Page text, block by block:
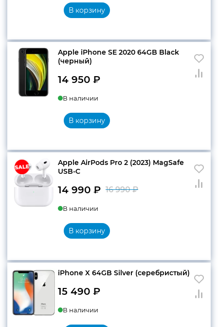
В корзину
Apple iPhone SE 2020 64GB Black
(черный)
14 950 ₽
В наличии
В корзину
Apple AirPods Pro 2 (2023) MagSafe
USB-C
16 990₽
14 990 ₽
В наличии
В корзину
iPhone X 64GB Silver (серебристый)
15 490 ₽
В наличии
Согласен cполитикой
+7 812 318-40-14